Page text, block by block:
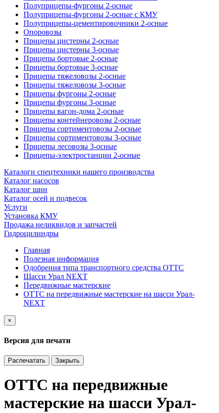
Полуприцепы-фургоны 2-осные
Полуприцепы-фургоны 2-осные с КМУ
Полуприцепы-цементировочники 2-осные
Опоровозы
Прицепы цистерны 2-осные
Прицепы цистерны 3-осные
Прицепы бортовые 2-осные
Прицепы бортовые 3-осные
Прицепы тяжеловозы 2-осные
Прицепы тяжеловозы 3-осные
Прицепы фургоны 2-осные
Прицепы фургоны 3-осные
Прицепы вагон-дома 2-осные
Прицепы контейнеровозы 2-осные
Прицепы сортиментовозы 2-осные
Прицепы сортиментовозы 3-осные
Прицепы лесовозы 3-осные
Прицепы-электростанции 2-осные
Каталоги спецтехники нашего производства
Каталог насосов
Каталог шин
Каталог осей и подвесок
Услуги
Установка КМУ
Продажа неликвидов и запчастей
Гидроцилиндры
Главная
Полезная информация
Одобрения типа транспортного средства ОТТС
Шасси Урал NEXT
Передвижные мастерские
ОТТС на передвижные мастерские на шасси Урал-
NEXT
×
Версия для печати
Распечатать Закрыть
ОТТС на передвижные
мастерские на шасси Урал-